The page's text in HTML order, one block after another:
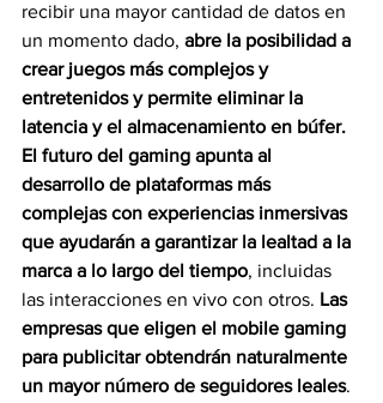
recibir una mayor cantidad de datos en
un momento dado, abre la posibilidad a
crear juegos más complejos y
entretenidos y permite eliminar la
latencia y el almacenamiento en búfer.
El futuro del gaming apunta al
desarrollo de plataformas más
complejas con experiencias inmersivas
que ayudarán a garantizar la lealtad a la
marca a lo largo del tiempo, incluidas
las interacciones en vivo con otros. Las
empresas que eligen el mobile gaming
para publicitar obtendrán naturalmente
un mayor número de seguidores leales.